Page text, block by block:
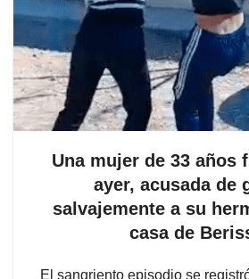
Una mujer de 33 años
ayer, acusada de
salvajemente a su
casa de
El sangriento episodio se